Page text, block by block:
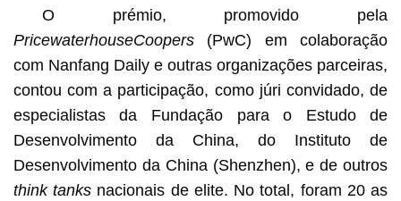
O prémio, promovido pela
PricewaterhouseCoopers(PwC) em colaboração
com Nanfang Daily e outras organizações parceiras,
contou com a participação, como júri convidado, de
especialistas da Fundação para o Estudo de
Desenvolvimento da China, do Instituto de
Desenvolvimento da China (Shenzhen), e de outros
think tanks nacionais de elite. No total, foram 20 as